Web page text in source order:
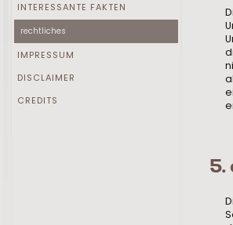
INTERESSANTE FAKTEN
rechtliches
IMPRESSUM
DISCLAIMER
CREDITS
5.